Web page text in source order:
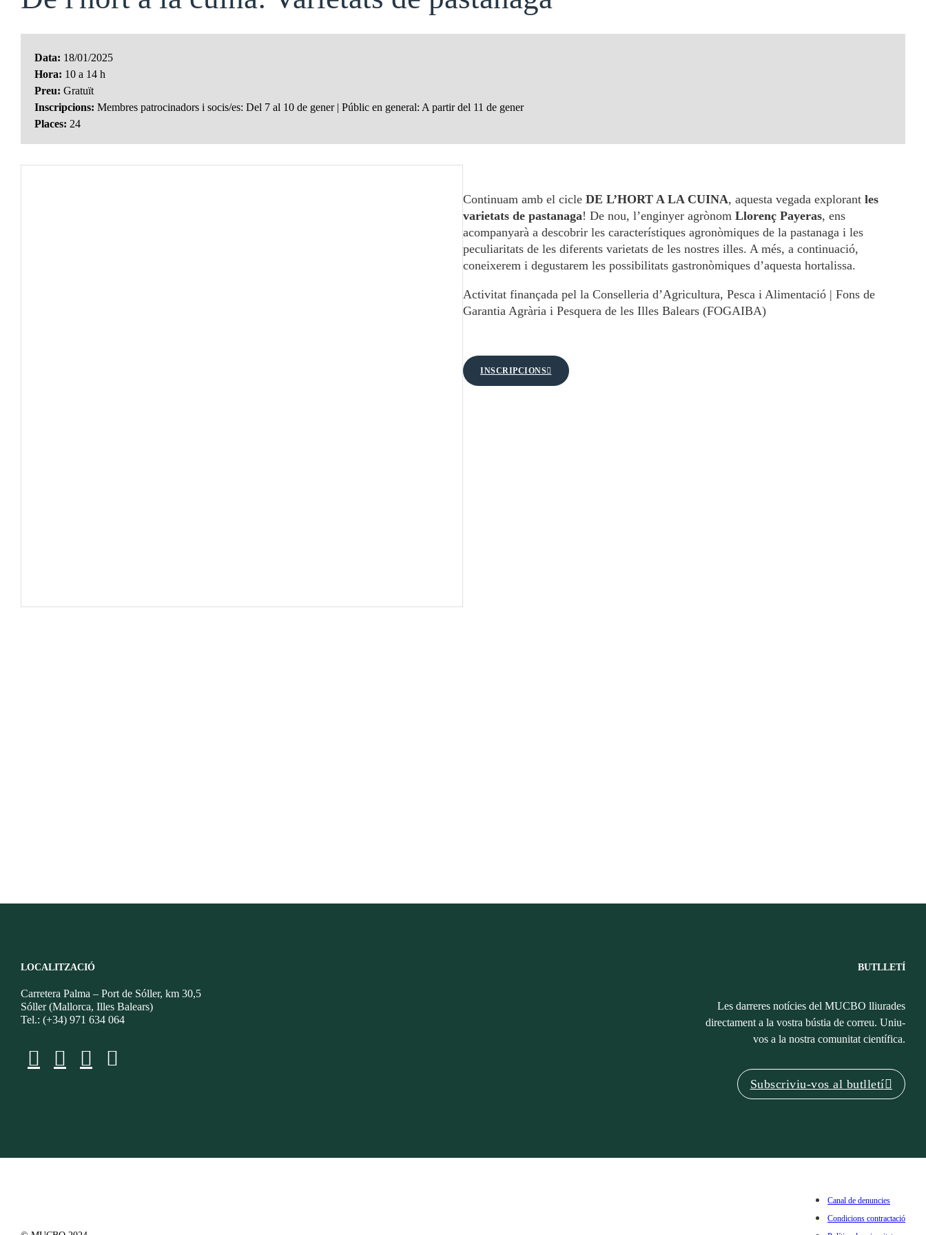
Data: 18/01/2025
Hora: 10 a 14 h
Preu: Gratuït
Inscripcions: Membres patrocinadors i socis/es: Del 7 al 10 de gener | Públic en general: A partir del 11 de gener
Places: 24
Continuam amb el cicle DE L’HORT A LA CUINA, aquesta vegada explorant les
varietats de pastanaga! De nou, l’enginyer agrònom Llorenç Payeras, ens
acompanyarà a descobrir les característiques agronòmiques de la pastanaga i les
peculiaritats de les diferents varietats de les nostres illes. A més, a continuació,
coneixerem i degustarem les possibilitats gastronòmiques d’aquesta hortalissa.
Activitat finançada pel la Conselleria d’Agricultura, Pesca i Alimentació | Fons de
Garantia Agrària i Pesquera de les Illes Balears (FOGAIBA)
INSCRIPCIONS
LOCALITZACIÓ
Carretera Palma – Port de Sóller, km 30,5
Sóller (Mallorca, Illes Balears)
Tel.: (+34) 971 634 064
BUTLLETÍ
Les darreres notícies del MUCBO lliurades
directament a la vostra bústia de correu. Uniu-
vos a la nostra comunitat científica.
Subscriviu-vos al butlletí
Canal de denuncies
Condicions contractació